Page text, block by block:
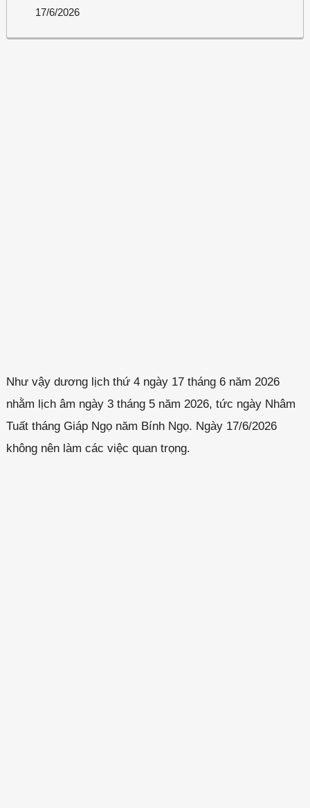
17/6/2026
Như vậy dương lịch thứ 4 ngày 17 tháng 6 năm 2026
nhằm lịch âm ngày 3 tháng 5 năm 2026, tức ngày Nhâm
Tuất tháng Giáp Ngọ năm Bính Ngọ. Ngày 17/6/2026
không nên làm các việc quan trọng.